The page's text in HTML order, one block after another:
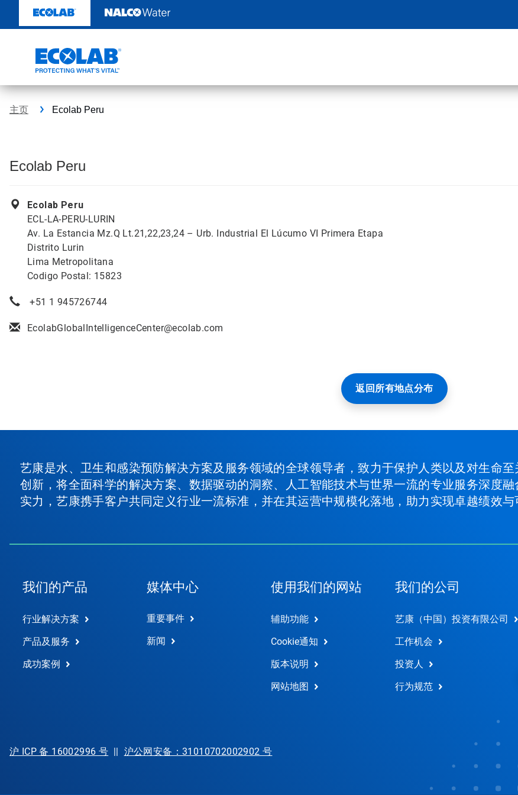
至
主页 Ecolab Peru
Ecolab Peru
Ecolab Peru
ECL-LA-PERU-LURIN
Av. La Estancia Mz.Q Lt.21,22,23,24 – Urb. Industrial El Lúcumo VI Primera Etapa
Distrito Lurin
Lima Metropolitana
Codigo Postal: 15823
+51 1 945726744
EcolabGlobalIntelligenceCenter@ecolab.com
返回所有地点分布
艺康是水、卫生和感染预防解决方案及服务领域的全球领导者，致力于保护人类以及对生命
创新，将全面科学的解决方案、数据驱动的洞察、人工智能技术与世界一流的专业服务深度
实力，艺康携手客户共同定义行业一流标准，并在其运营中规模化落地，助力实现卓越绩效与
我们的产品
行业解决方案
产品及服务
成功案例
媒体中心
重要事件
新闻
使用我们的网站
辅助功能
Cookie通知
版本说明
网站地图
我们的公司
艺康（中国）投资有限公司
工作机会
投资人
行为规范
沪 ICP 备 16002996 号 || 沪公网安备：31010702002902 号